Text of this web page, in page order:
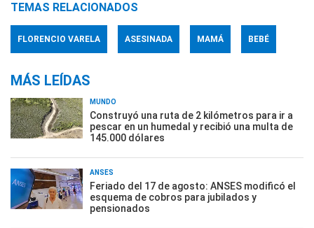
TEMAS RELACIONADOS
FLORENCIO VARELA ASESINADA MAMÁ BEBÉ
MÁS LEÍDAS
MUNDO
Construyó una ruta de 2 kilómetros para ir a
pescar en un humedal y recibió una multa de
145.000 dólares
ANSES
Feriado del 17 de agosto: ANSES modificó el
esquema de cobros para jubilados y
pensionados